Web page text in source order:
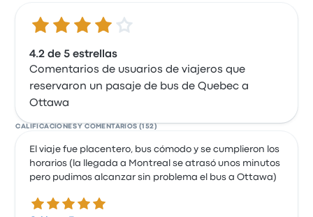
4.2 de 5 estrellas
4.2 de 5 estrellas
Comentarios de usuarios de viajeros que
reservaron un pasaje de bus de Quebec a
Ottawa
CALIFICACIONES Y COMENTARIOS (152)
El viaje fue placentero, bus cómodo y se cumplieron los
horarios (la llegada a Montreal se atrasó unos minutos
pero pudimos alcanzar sin problema el bus a Ottawa)
5.0 de 5 estrellas